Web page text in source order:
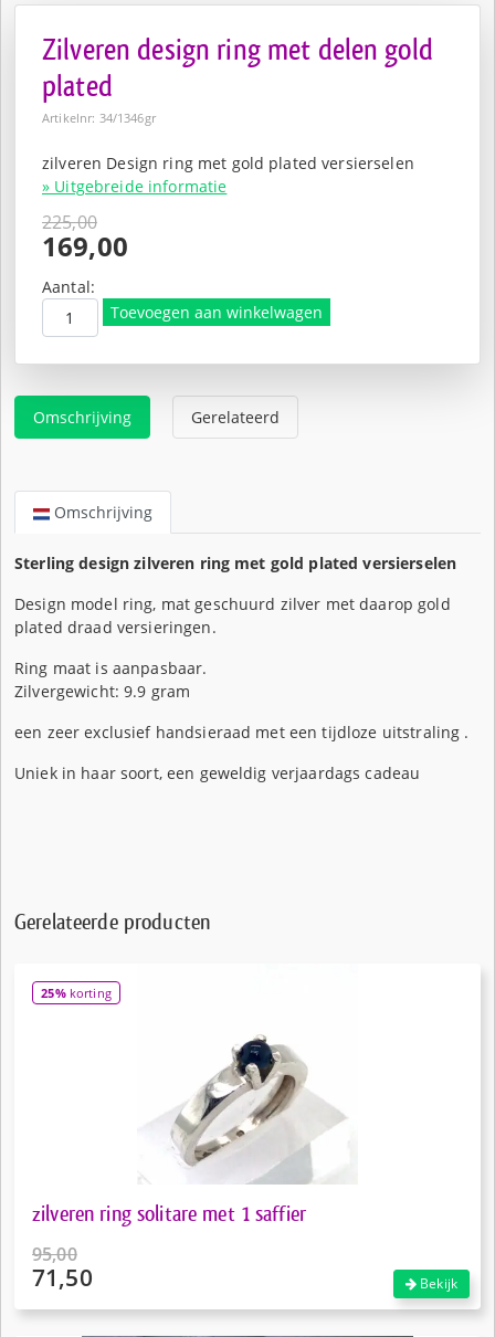
Zilveren design ring met delen gold
plated
Artikelnr: 34/1346gr
zilveren Design ring met gold plated versierselen
» Uitgebreide informatie
225,00
Oorspronkelijke
prijs
was:
€225,00.
169,00
Huidige
prijs
is:
€169,00.
Aantal:
Toevoegen aan winkelwagen
Omschrijving Gerelateerd
Omschrijving
Sterling design zilveren ring met gold plated versierselen
Design model ring, mat geschuurd zilver met daarop gold
plated draad versieringen.
Ring maat is aanpasbaar.
Zilvergewicht: 9.9 gram
een zeer exclusief handsieraad met een tijdloze uitstraling .
Uniek in haar soort, een geweldig verjaardags cadeau
Gerelateerde producten
25%korting
zilveren ring solitare met 1 saffier
95,00
Oorspronkelijke
71,50 Bekijk